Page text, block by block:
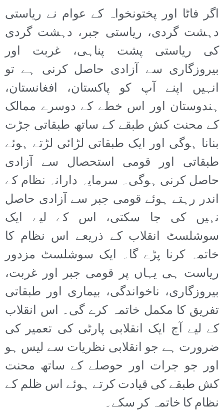
اگر فاٹا اور پختونخواہ کے عوام نے ریاستی
دہشت گردی، ریاستی جبر، دہشت گردی
کی ریاستی پشت پناہی، غربت اور
بیروزگاری سے آزادی حاصل کرنی ہے تو
انہیں اپنے آپ کو پاکستان، افغانستان،
ہندوستان اور اس خطے کے دوسرے ممالک
کے محنت کش طبقے کے ساتھ طبقاتی جڑت
بنانا ہوگی اور ایک طبقاتی لڑائی لڑتے ہوئے
طبقاتی اور قومی استحصال سے آزادی
حاصل کرنی ہوگی۔ سرمایہ دارانہ نظام کے
اندر رہتے ہوئے قومی جبر سے آزادی حاصل
نہیں کی جا سکتی، اس کے لیے ایک
سوشلسٹ انقلاب کے ذریعے اس نظام کا
خاتمہ کرنا پڑے گا۔ ایک سوشلسٹ مزدور
ریاست ہی یہاں پر قومی جبر اور غربت،
بیروزگاری، ناخواندگی، بیماری اور طبقاتی
تفریق کا مکمل خاتمہ کرے گی۔ اس انقلاب
کے لیے آج ایک انقلابی پارٹی کی تعمیر کی
ضرورت ہے جو انقلابی نظریات سے لیس ہو
اور جو جرات اور حوصلے کے ساتھ محنت
کش طبقے کی قیادت کرتے ہوئے اس ظلم کے
نظام کا خاتمہ کر سکے۔